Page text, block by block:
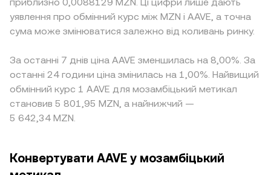
уявлення про обмінний курс між MZN і AAVE, а точна
сума може змінюватися залежно від коливань ринку.
За останні 7 днів ціна AAVE зменшилась на 8,00%. За
останні 24 години ціна змінилась на 1,00%. Найвищий
обмінний курс 1 AAVE для мозамбіцький метикал
становив 5 801,95 MZN, а найнижчий —
5 642,34 MZN.
Конвертувати AAVE у мозамбіцький